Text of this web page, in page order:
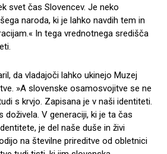
svet čas Slovencev. Je neko
naroda, ki je lahko navdih tem in
In tega vrednotnega središča
da vladajoči lahko ukinejo Muzej
»A slovenske osamosvojitve se ne
s krvjo. Zapisana je v naši identiteti.
doživela. V generaciji, ki je ta čas
je del naše duše in živi
na številne prireditve od obletnici